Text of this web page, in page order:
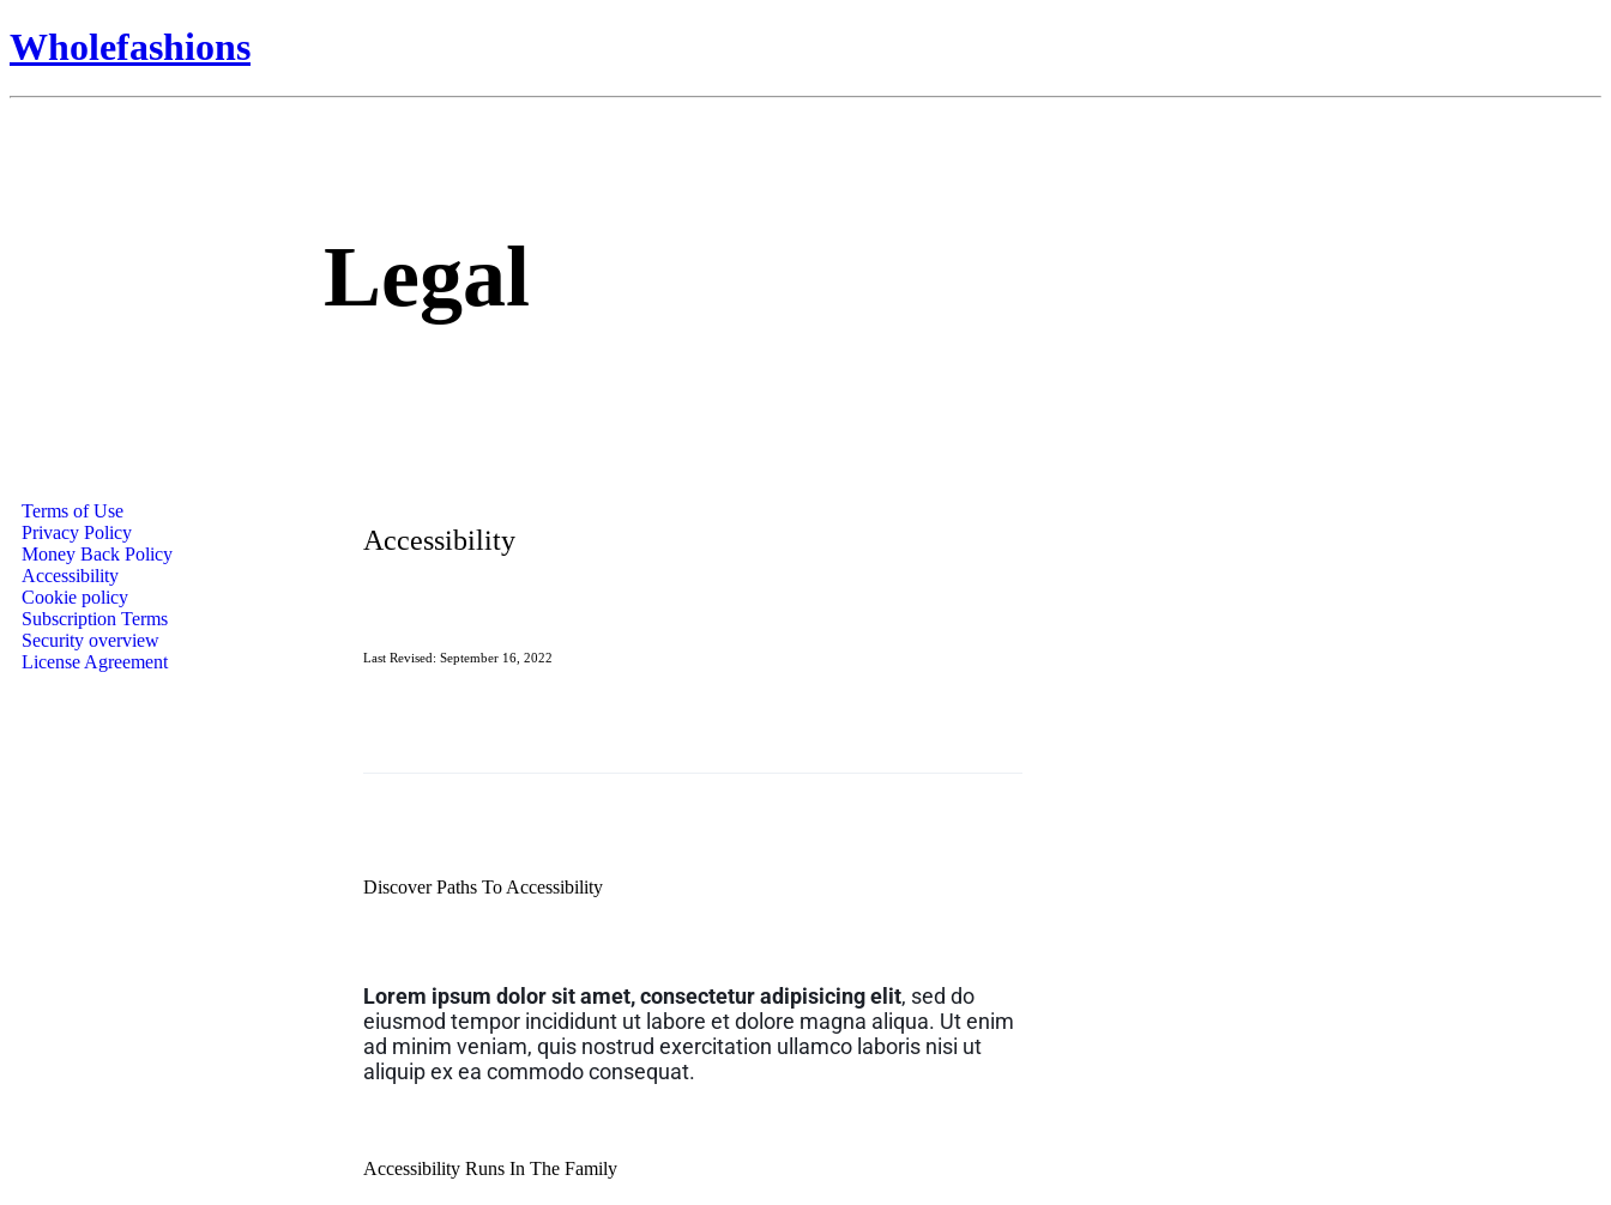
Wholefashions
Legal
Terms of Use
Privacy Policy
Money Back Policy
Accessibility
Cookie policy
Subscription Terms
Security overview
License Agreement
Accessibility
Last Revised: September 16, 2022
Discover Paths To Accessibility
Lorem ipsum dolor sit amet, consectetur adipisicing elit, sed do
eiusmod tempor incididunt ut labore et dolore magna aliqua. Ut enim
ad minim veniam, quis nostrud exercitation ullamco laboris nisi ut
aliquip ex ea commodo consequat.
Accessibility Runs In The Family